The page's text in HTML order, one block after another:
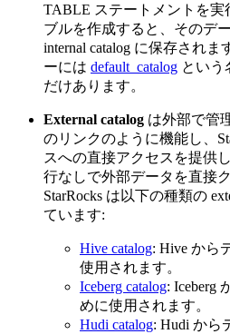
TABLE ステートメントを
ブルを作成すると、そのデ
internal catalog に保存されま
ーには default_catalog という
だけあります。
External catalog は外部で管
のリンクのように機能し、
スへの直接アクセスを提供
行なしで外部データを直接
StarRocks は以下の種類の
ています:
Hive catalog: Hive から
使用されます。
Iceberg catalog: Iceberg
めに使用されます。
Hudi catalog: Hudi から